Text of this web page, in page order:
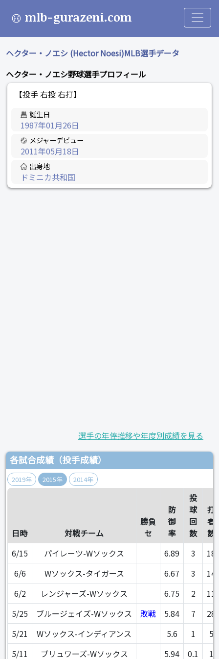
mlb-gurazeni.com
ヘクター・ノエシ (Hector Noesi)MLB選手データ
ヘクター・ノエシ野球選手プロフィール
【投手 右投 右打】
誕生日
1987年01月26日
メジャーデビュー
2011年05月18日
出身地
ドミニカ共和国
選手の年俸推移や年度別成績を見る
各試合成績（投手成績）
2019年 2015年 2014年
日時 対戦チーム
勝負
セ
防
御
率
投
球
回
数
打
者
数
6/15
パイレーツ-Wソックス 6.89 3
18
6/6
Wソックス-タイガース 6.67 3
14
6/2
レンジャーズ-Wソックス 6.75 2
11
5/25
ブルージェイズ-Wソックス 敗戦 5.84 7
28
5/21
Wソックス-インディアンス 5.6 1
5
5/11
ブリュワーズ-Wソックス 5.94 0.1 1